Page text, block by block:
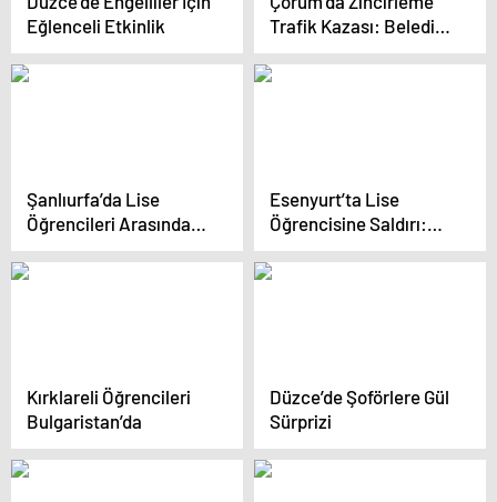
Eğlenceli Etkinlik
Trafik Kazası: Belediye
Başkanı ve 7 Kişi
Yaralandı
Şanlıurfa’da Lise
Öğrencileri Arasında
Silahlı Kavga: 2 Yaralı
Esenyurt’ta Lise
Öğrencisine Saldırı:
Baba Şikayetçi Oldu
Kırklareli Öğrencileri
Bulgaristan’da
Düzce’de Şoförlere Gül
Sürprizi